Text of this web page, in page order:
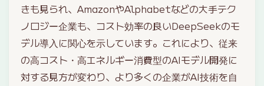
きも見られ、AmazonやAlphabetなどの大手テク
ノロジー企業も、コスト効率の良いDeepSeekのモ
デル導入に関心を示しています。これにより、従来
の高コスト・高エネルギー消費型のAIモデル開発に
対する見方が変わり、より多くの企業がAI技術を自